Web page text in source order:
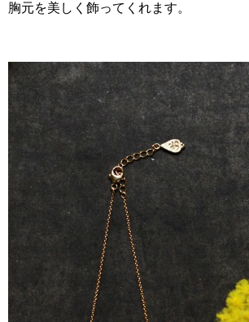
胸元を美しく飾ってくれます。